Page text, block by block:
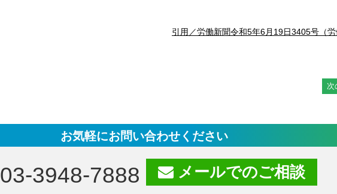
引用／労働新聞令和5年6月19日3405号（労
次
お気軽にお問い合わせください
03-3948-7888 メールでのご相談